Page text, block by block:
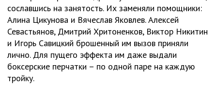
сославшись на занятость. Их заменяли помощники:
Алина Цикунова и Вячеслав Яковлев. Алексей
Севастьянов, Дмитрий Хритоненков, Виктор Никитин
и Игорь Савицкий брошенный им вызов приняли
лично. Для пущего эффекта им даже выдали
боксерские перчатки – по одной паре на каждую
тройку.